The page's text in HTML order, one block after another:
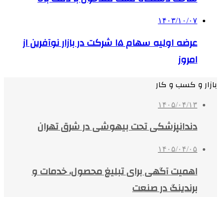
۱۴۰۳/۱۰/۰۷
عرضه اولیه سهام ۱۵ شرکت در بازار نوآفرین از
امروز
بازار و کسب و کار
۱۴۰۵/۰۴/۱۳
دندانپزشکی تحت بیهوشی در شرق تهران
۱۴۰۵/۰۴/۰۵
اهمیت آگهی برای تبلیغ محصول، خدمات و
برندینگ در صنعت